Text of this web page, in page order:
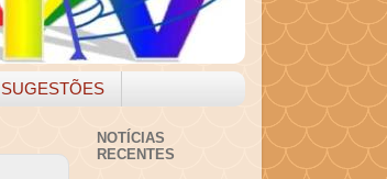
SUGESTÕES
NOTÍCIAS
RECENTES